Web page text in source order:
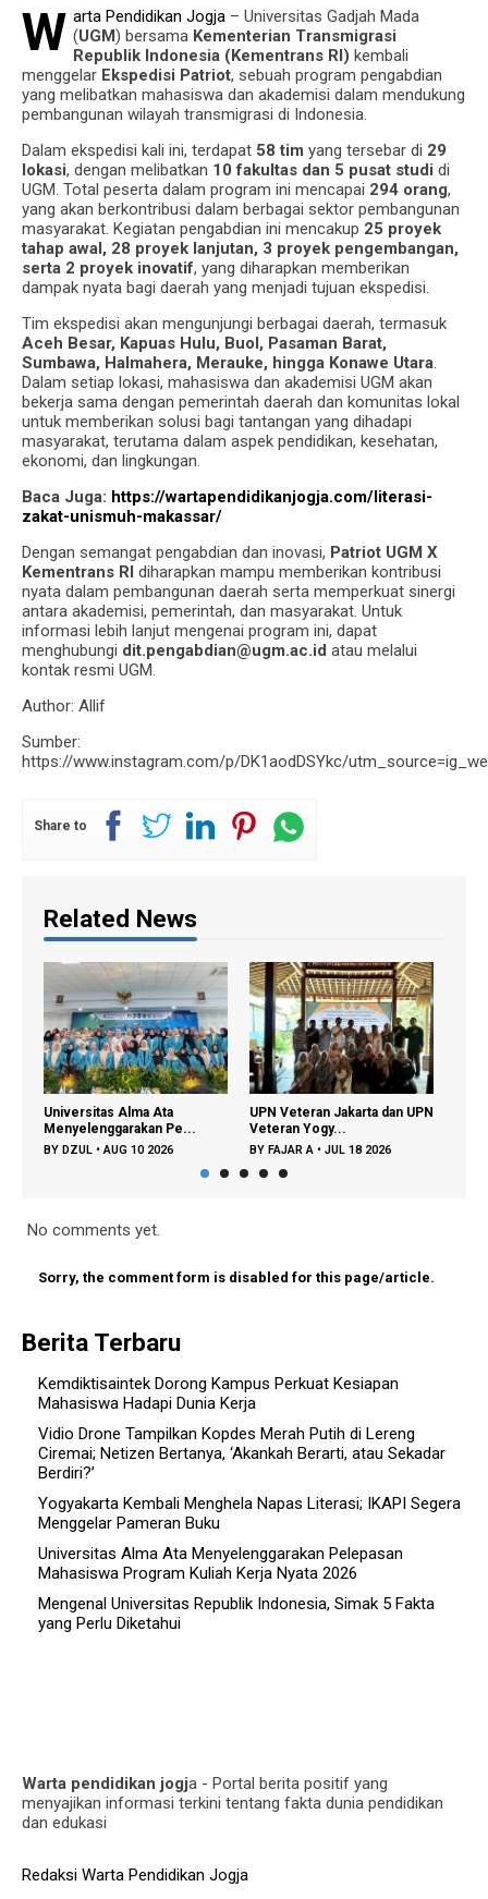
W arta Pendidikan Jogja – Universitas Gadjah Mada
(UGM) bersama Kementerian Transmigrasi
Republik Indonesia (Kementrans RI) kembali
menggelar Ekspedisi Patriot, sebuah program pengabdian
yang melibatkan mahasiswa dan akademisi dalam mendukung
pembangunan wilayah transmigrasi di Indonesia.
Dalam ekspedisi kali ini, terdapat 58 tim yang tersebar di 29
lokasi, dengan melibatkan 10 fakultas dan 5 pusat studi di
UGM. Total peserta dalam program ini mencapai 294 orang,
yang akan berkontribusi dalam berbagai sektor pembangunan
masyarakat. Kegiatan pengabdian ini mencakup 25 proyek
tahap awal, 28 proyek lanjutan, 3 proyek pengembangan,
serta 2 proyek inovatif, yang diharapkan memberikan
dampak nyata bagi daerah yang menjadi tujuan ekspedisi.
Tim ekspedisi akan mengunjungi berbagai daerah, termasuk
Aceh Besar, Kapuas Hulu, Buol, Pasaman Barat,
Sumbawa, Halmahera, Merauke, hingga Konawe Utara.
Dalam setiap lokasi, mahasiswa dan akademisi UGM akan
bekerja sama dengan pemerintah daerah dan komunitas lokal
untuk memberikan solusi bagi tantangan yang dihadapi
masyarakat, terutama dalam aspek pendidikan, kesehatan,
ekonomi, dan lingkungan.
Baca Juga: https://wartapendidikanjogja.com/literasi-
zakat-unismuh-makassar/
Dengan semangat pengabdian dan inovasi, Patriot UGM X
Kementrans RI diharapkan mampu memberikan kontribusi
nyata dalam pembangunan daerah serta memperkuat sinergi
antara akademisi, pemerintah, dan masyarakat. Untuk
informasi lebih lanjut mengenai program ini, dapat
menghubungi dit.pengabdian@ugm.ac.id atau melalui
kontak resmi UGM.
Author: Allif
Sumber:
https://www.instagram.com/p/DK1aodDSYkc/
Share to
Related News
Universitas Alma Ata
Menyelenggarakan Pe...
BY DZUL •AUG 10 2026
UPN Veteran Jakarta dan UPN
Veteran Yogy...
BY FAJAR A • JUL 18 2026
No comments yet.
Sorry, the comment form is disabled for this page/article.
Berita Terbaru
Kemdiktisaintek Dorong Kampus Perkuat Kesiapan
Mahasiswa Hadapi Dunia Kerja
Vidio Drone Tampilkan Kopdes Merah Putih di Lereng
Ciremai; Netizen Bertanya, ‘Akankah Berarti, atau Sekadar
Berdiri?’
Yogyakarta Kembali Menghela Napas Literasi; IKAPI Segera
Menggelar Pameran Buku
Universitas Alma Ata Menyelenggarakan Pelepasan
Mahasiswa Program Kuliah Kerja Nyata 2026
Mengenal Universitas Republik Indonesia, Simak 5 Fakta
yang Perlu Diketahui
Warta pendidikan jogja - Portal berita positif yang
menyajikan informasi terkini tentang fakta dunia pendidikan
dan edukasi
Redaksi Warta Pendidikan Jogja